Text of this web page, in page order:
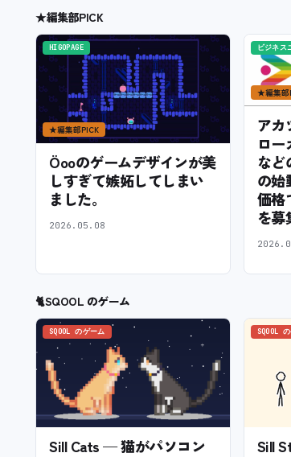
★編集部PICK
HIGOPAGE
★編集部PICK
Öooのゲームデザインが美
しすぎて嫉妬してしまい
ました。
2026.05.08
ビジネス
★編集部
アカ
ロ
など
の始
価格
を募
🐈SQOOL のゲーム
SQOOL のゲーム
Sill Cats — 猫がパソコン
SQOOL
Sill